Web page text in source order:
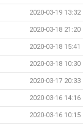
2020-03-19 13:32
2020-03-18 21:20
2020-03-18 15:41
2020-03-18 10:30
2020-03-17 20:33
2020-03-16 14:16
2020-03-16 10:15